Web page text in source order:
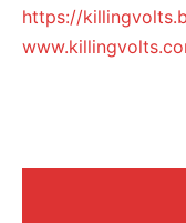
https://